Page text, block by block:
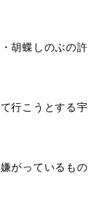
胡蝶しのぶの許
行こうとする宇
がっているもの